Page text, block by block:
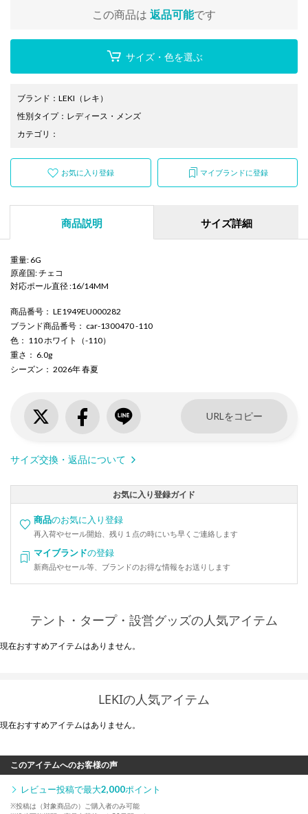
この商品は 返品可能です
サイズ・色を選ぶ
ブランド ： LEKI （レキ）
性別タイプ： レディース ・ メンズ
カテゴリ ：
お気に入り登録 マイブランドに登録
商品説明 サイズ詳細
重量: 6G
原産国: チェコ
対応ポール直径 :16/14MM
商品番号 ： LE1949EU000282
ブランド商品番号 ： car-1300470 -110
色 ： 110 ホワイト（-110）
重さ ： 6.0g
シーズン ： 2026年 春夏
URLをコピー
サイズ交換・返品について
お気に入り登録ガイド
商品のお気に入り登録
再入荷やセール開始、残り１点の時にいち早くご連絡します
マイブランドの登録
新商品やセール等、ブランドのお得な情報をお送りします
テント・タープ・設営グッズの人気アイテム
現在おすすめアイテムはありません。
LEKIの人気アイテム
現在おすすめアイテムはありません。
このアイテムへのお客様の声
レビュー投稿で最大2,000ポイント
※投稿は（対象商品の）ご購入者のみ可能